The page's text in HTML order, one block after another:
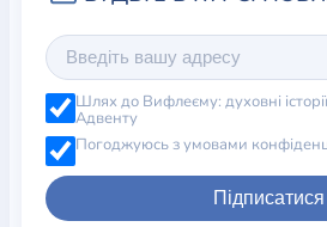
Шлях до Вифлеєму: духовні
Адвенту
Погоджуюсь з умовами
Підписатися